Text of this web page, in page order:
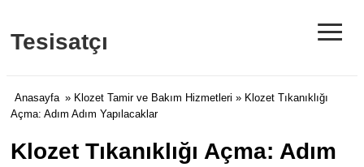
Tesisatçı ≡
Anasayfa » Klozet Tamir ve Bakım Hizmetleri » Klozet Tıkanıklığı
Açma: Adım Adım Yapılacaklar
Klozet Tıkanıklığı Açma: Adım